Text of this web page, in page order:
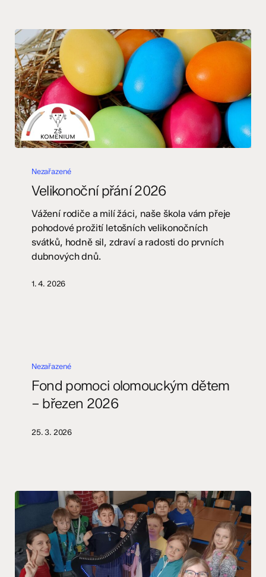
přáníNezařazené
Velikonoční přání 2026
Vážení rodiče a milí žáci, naše škola vám přeje
pohodové prožití letošních velikonočních
svátků, hodně sil, zdraví a radosti do prvních
dubnových dnů.
1. 4. 2026
pomoci
dětem
2026
Nezařazené
Fond pomoci olomouckým dětem
– březen 2026
25. 3. 2026